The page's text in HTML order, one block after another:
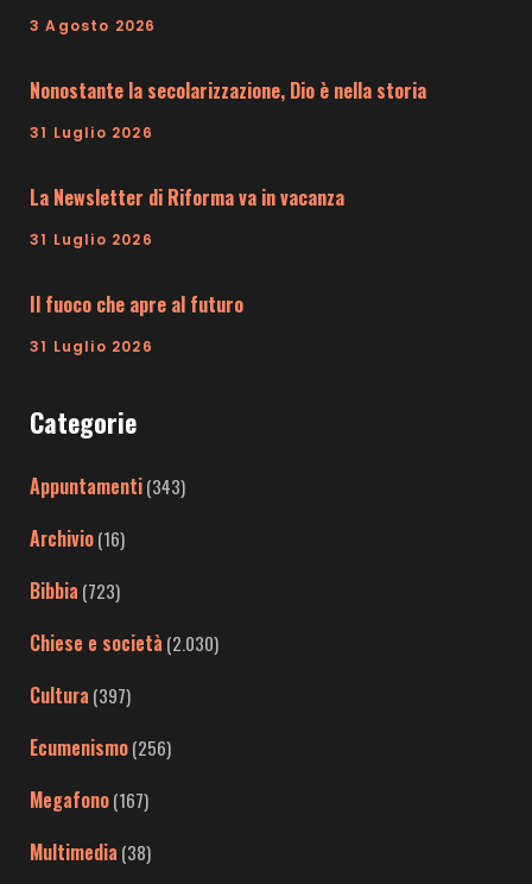
3 Agosto 2026
Nonostante la secolarizzazione, Dio è nella storia
31 Luglio 2026
La Newsletter di Riforma va in vacanza
31 Luglio 2026
Il fuoco che apre al futuro
31 Luglio 2026
Categorie
Appuntamenti(343)
Archivio(16)
Bibbia (723)
Chiese e società (2.030)
Cultura (397)
Ecumenismo(256)
Megafono(167)
Multimedia (38)